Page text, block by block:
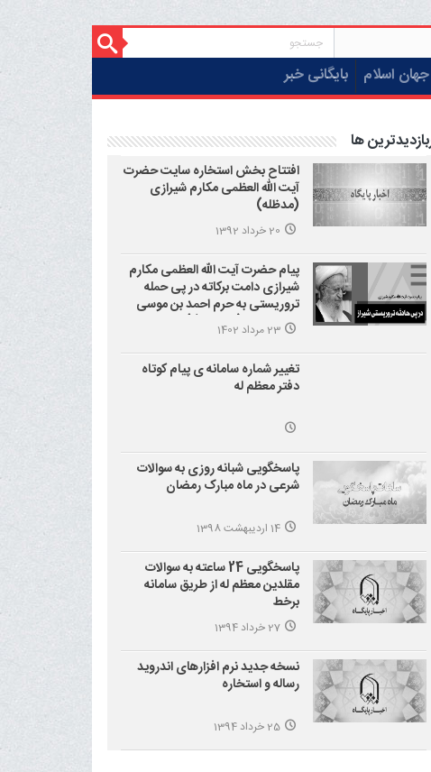
جهان اسلام بایگانی خبر
ها
افتتاح بخش استخاره سایت حضرت
آیت الله العظمی مکارم شیرازی
(مدظله)
20 خرداد 1392
پیام حضرت آیت الله العظمی مکارم
شیرازی دامت برکاته در پی حمله
تروریستی به حرم احمد بن موسی
علیه السلام (شاهچراغ)
23 مرداد 1402
تغییر شماره سامانه ی پیام کوتاه
دفتر معظم له
پاسخگویی شبانه روزی به سوالات
شرعی در ماه مبارک رمضان
14 اردیبهشت 1398
پاسخگویی 24 ساعته به سوالات
مقلدین معظم له از طریق سامانه
برخط
27 خرداد 1394
نسخه جدید نرم افزارهای اندروید
رساله و استخاره
25 خرداد 1394